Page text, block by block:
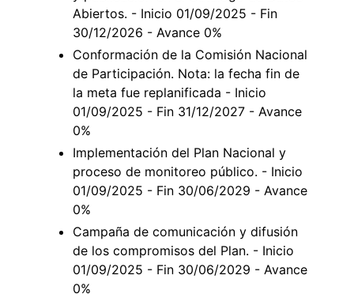
Abiertos. - Inicio 01/09/2025 - Fin
30/12/2026 - Avance 0%
Conformación de la Comisión Nacional
de Participación. Nota: la fecha fin de
la meta fue replanificada - Inicio
01/09/2025 - Fin 31/12/2027 - Avance
0%
Implementación del Plan Nacional y
proceso de monitoreo público. - Inicio
01/09/2025 - Fin 30/06/2029 - Avance
0%
Campaña de comunicación y difusión
de los compromisos del Plan. - Inicio
01/09/2025 - Fin 30/06/2029 - Avance
0%